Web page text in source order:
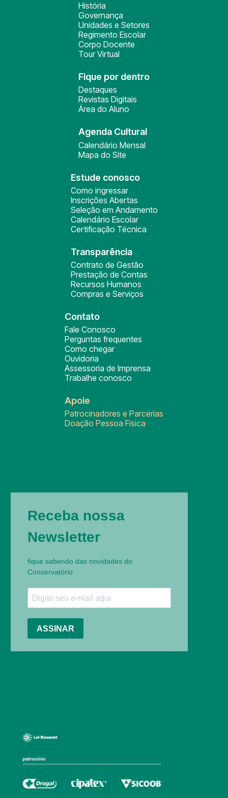
História
Governança
Unidades e Setores
Regimento Escolar
Corpo Docente
Tour Virtual
Fique por dentro
Destaques
Revistas Digitais
Área do Aluno
Agenda Cultural
Calendário Mensal
Mapa do Site
Estude conosco
Como ingressar
Inscrições Abertas
Seleção em Andamento
Calendário Escolar
Certificação Técnica
Transparência
Contrato de Gestão
Prestação de Contas
Recursos Humanos
Compras e Serviços
Contato
Fale Conosco
Perguntas frequentes
Como chegar
Ouvidoria
Assessoria de Imprensa
Trabalhe conosco
Apoie
Patrocinadores e Parcerias
Doação Pessoa Física